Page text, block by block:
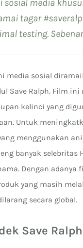
sosial media
tagar
testing.
media sosial
Save Ralph. Film
kelinci yang
Untuk
menggunakan
banyak selebritas
Dengan adanya
yang masih
secara global.
Save Ralph